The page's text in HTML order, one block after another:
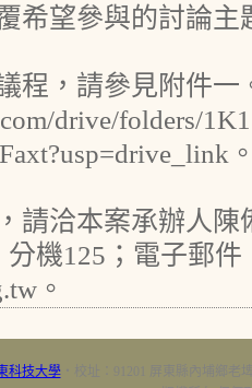
希望參與的討論主
程，請參見附件
drive/folders/
請洽本案承辦人
分機125；電子郵件
。
科技大學‧校址：91201 屏東縣內埔鄉老